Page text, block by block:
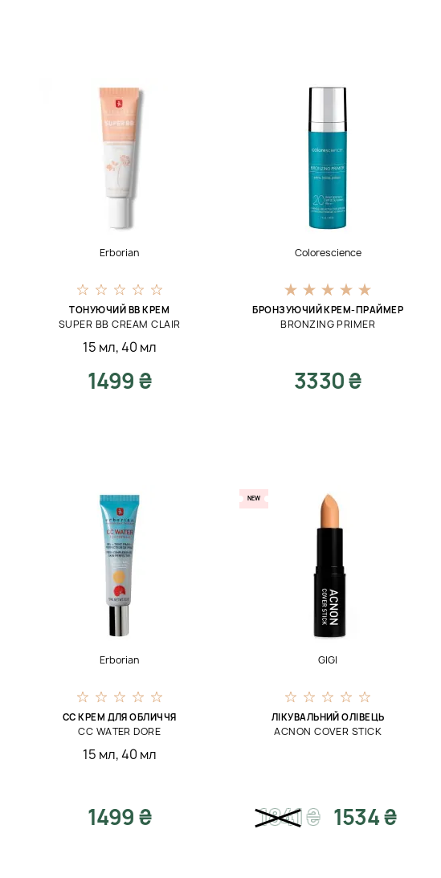
Erborian
ТОНУЮЧИЙ BB КРЕМ
SUPER ВВ CREAM CLAIR
15 мл,40 мл
1499 ₴
Colorescience
БРОНЗУЮЧИЙ КРЕМ-ПРАЙМЕР
BRONZING PRIMER
3330 ₴
Erborian
CC КРЕМ ДЛЯ ОБЛИЧЧЯ
CC WATER DORE
15 мл,40 мл
1499 ₴
NEW
GIGI
ЛІКУВАЛЬНИЙ ОЛІВЕЦЬ
ACNON COVER STICK
1841₴ 1534 ₴